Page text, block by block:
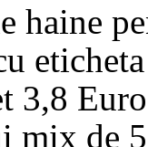
haine
3,8
mix de